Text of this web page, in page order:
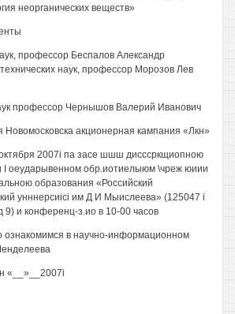
неорганических веществ»
профессор Беспалов Александр
наук, профессор Морозов Лев
профессор Чернышов Валерий Иванович
акционерная кампания «Лкн»
2007i па засе шшш дисссркщиопною
I оеударывенном обр.иотиелыюм \чреж юиии
образования «Российский
унннерсиici им Д И Мыислеева» (125047 i
9) и конференц-з.ио в 10-00 часов
в научно-информационном
«__»__2007i